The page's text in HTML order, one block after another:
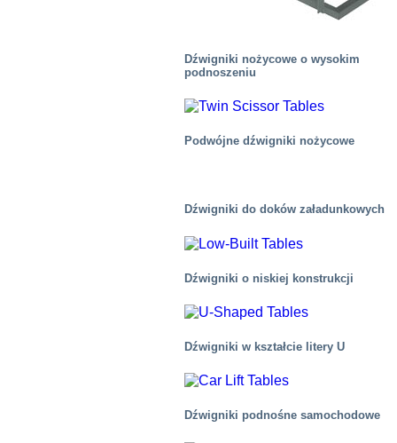
Automotive
Dźwigniki nożycowe o wysokim
podnoszeniu
Podwójne dźwigniki nożycowe
Dźwigniki do doków załadunkowych
Dźwigniki o niskiej konstrukcji
Dźwigniki w kształcie litery U
Dźwigniki podnośne samochodowe